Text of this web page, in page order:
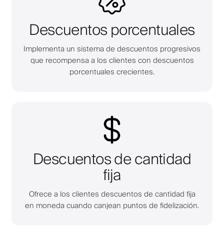
Descuentos porcentuales
Implementa un sistema de descuentos progresivos
que recompensa a los clientes con descuentos
porcentuales crecientes.
Descuentos de cantidad
fija
Ofrece a los clientes descuentos de cantidad fija
en moneda cuando canjean puntos de fidelización.